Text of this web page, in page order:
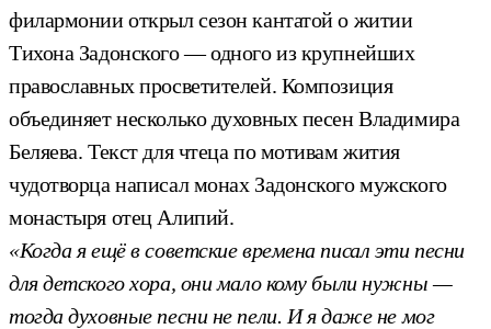
филармонии открыл сезон кантатой о житии
Тихона Задонского — одного из крупнейших
православных просветителей. Композиция
объединяет несколько духовных песен Владимира
Беляева. Текст для чтеца по мотивам жития
чудотворца написал монах Задонского мужского
монастыря отец Алипий.
«Когда я ещё в советские времена писал эти песни
для детского хора, они мало кому были нужны —
тогда духовные песни не пели. И я даже не мог